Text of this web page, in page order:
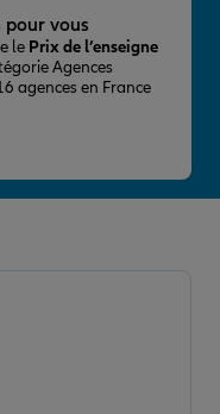
pour vous
le Prix de l’enseigne
Agences
agences en France